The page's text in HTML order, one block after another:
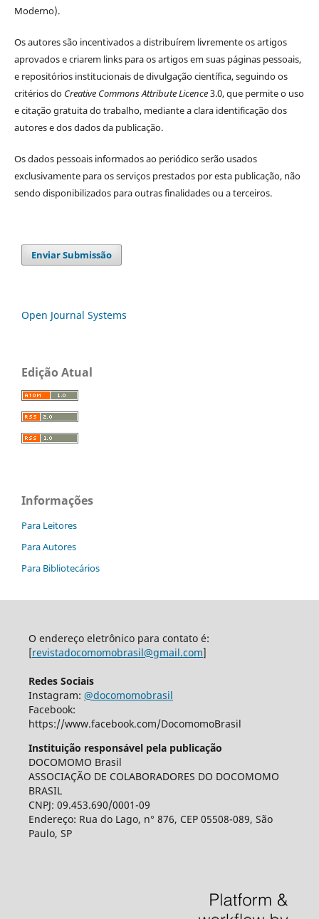
Moderno).
Os autores são incentivados a distribuírem livremente os artigos
aprovados e criarem links para os artigos em suas páginas pessoais,
e repositórios institucionais de divulgação científica, seguindo os
critérios do Creative Commons Attribute Licence3.0, que permite o uso
e citação gratuita do trabalho, mediante a clara identificação dos
autores e dos dados da publicação.
Os dados pessoais informados ao periódico serão usados
exclusivamente para os serviços prestados por esta publicação, não
sendo disponibilizados para outras finalidades ou a terceiros.
Enviar Submissão
Open Journal Systems
Edição Atual
Informações
Para Leitores
Para Autores
Para Bibliotecários
O endereço eletrônico para contato é:
[revistadocomomobrasil@gmail.com]
Redes Sociais
Instagram: @docomomobrasil
Facebook:
https://www.facebook.com/DocomomoBrasil
Instituição responsável pela publicação
DOCOMOMO Brasil
ASSOCIAÇÃO DE COLABORADORES DO DOCOMOMO
BRASIL
CNPJ: 09.453.690/0001-09
Endereço: Rua do Lago, n° 876, CEP 05508-089, São
Paulo, SP